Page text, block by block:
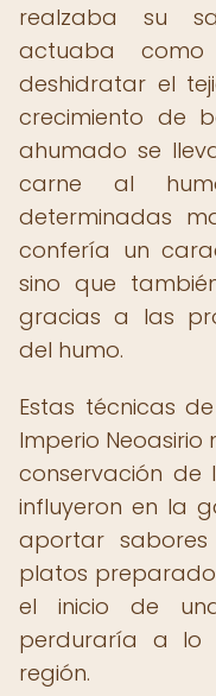
realzaba su
actuaba
deshidratar el
crecimiento de
ahumado se
carne al
determinadas
confería un
sino que
gracias a las
del humo.
Estas técnicas
Imperio
conservación de
influyeron en la
aportar
platos
el inicio de
perduraría a lo
región.